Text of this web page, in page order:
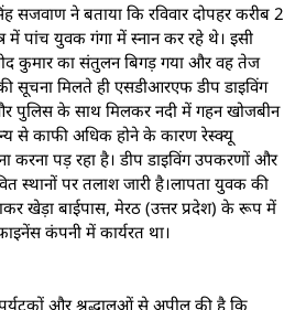
सजवाण ने बताया कि रविवार दोपहर करीब 2
में पांच युवक गंगा में स्नान कर रहे थे। इसी
कुमार का संतुलन बिगड़ गया और वह तेज
सूचना मिलते ही एसडीआरएफ डीप डाइविंग
पुलिस के साथ मिलकर नदी में गहन खोजबीन
से काफी अधिक होने के कारण रेस्क्यू
करना पड़ रहा है। डीप डाइविंग उपकरणों और
स्थानों पर तलाश जारी है।लापता युवक की
खेड़ा बाईपास, मेरठ (उत्तर प्रदेश) के रूप में
कंपनी में कार्यरत था।
और श्रद्धालुओं से अपील की है कि